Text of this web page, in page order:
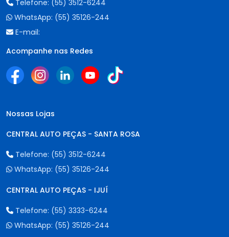
Telefone: (55) 3512-6244
WhatsApp: (55) 35126-244
E-mail:
Acompanhe nas Redes
Nossas Lojas
CENTRAL AUTO PEÇAS - SANTA ROSA
Telefone: (55) 3512-6244
WhatsApp: (55) 35126-244
CENTRAL AUTO PEÇAS - IJUÍ
Telefone: (55) 3333-6244
WhatsApp: (55) 35126-244